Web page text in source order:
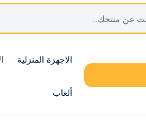
الاجهزة المنزلية
ألعاب